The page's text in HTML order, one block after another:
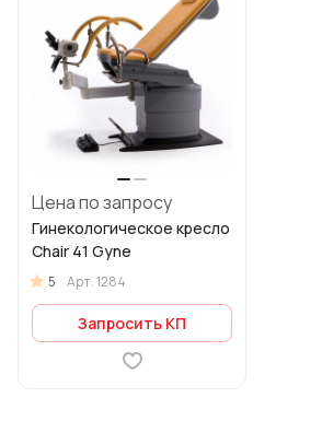
Цена по запросу
Гинекологическое кресло
Chair 41 Gyne
5 Арт.1284
Запросить КП